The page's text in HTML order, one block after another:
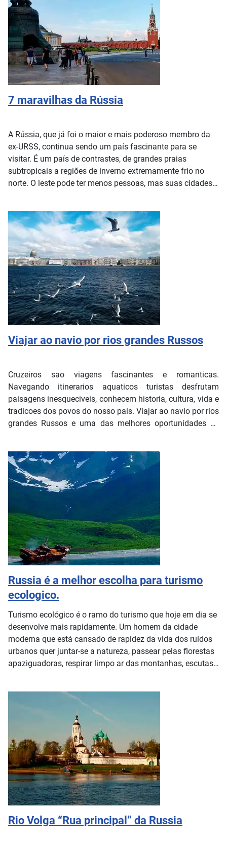
7 maravilhas da Rússia
A Rússia, que já foi o maior e mais poderoso membro da
ex-URSS, continua sendo um país fascinante para se
visitar. É um país de contrastes, de grandes praias
subtropicais a regiões de inverno extremamente frio no
norte. O leste pode ter menos pessoas, mas suas cidades
Viajar ao navio por rios grandes Russos
Cruzeiros sao viagens fascinantes e romanticas.
Navegando itinerarios aquaticos turistas desfrutam
paisagens inesqueciveis, conhecem historia, cultura, vida e
tradicoes dos povos do nosso pais. Viajar ao navio por rios
grandes Russos e uma das melhores oportunidades de
Russia é a melhor escolha para turismo
ecologico.
Turismo ecológico é o ramo do turismo que hoje em dia se
desenvolve mais rapidamente. Um homem da cidade
moderna que está cansado de rapidez da vida dos ruídos
urbanos quer juntar-se a natureza, passear pelas florestas
apaziguadoras, respirar limpo ar das montanhas, escutas
Rio Volga “Rua principal” da Russia